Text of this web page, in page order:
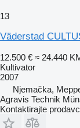
13
Väderstad
12.500 € ≈ 24.440
Kultivator
2007
Njemačka,
Agravis Technik
Kontaktirajte